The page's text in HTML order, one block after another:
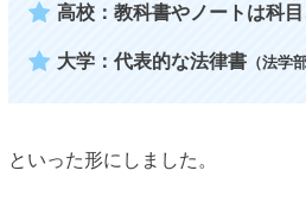
高校：教科書やノートは科
大学：代表的な法律書 （法学
といった形にしました。